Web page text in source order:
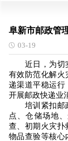
阜新市邮政管
03-19
近日，为切实
有效防范化解火
递渠道平稳运行
开展邮政快递业
培训紧扣邮政
点、仓储场地
查、初期火灾扑
物品查验等核心